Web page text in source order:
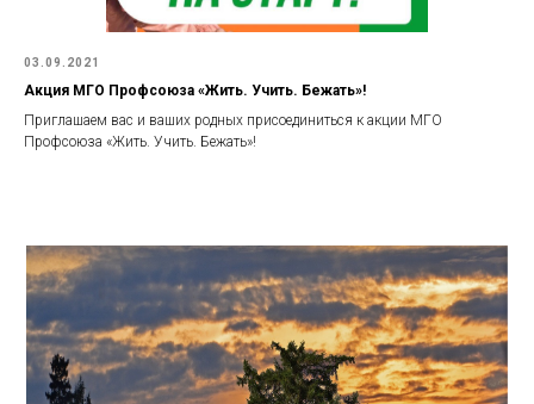
03.09.2021
Акция МГО Профсоюза «Жить. Учить. Бежать»!
Приглашаем вас и ваших родных присоединиться к акции МГО
Профсоюза «Жить. Учить. Бежать»!